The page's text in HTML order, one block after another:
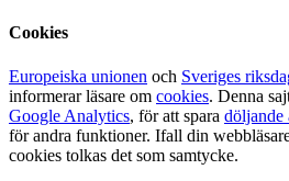
Cookies
Europeiska unionen och Sveriges
informerar läsare om cookies. Denna
Google Analytics, för att spara döljande
för andra funktioner. Ifall din
cookies tolkas det som samtycke.